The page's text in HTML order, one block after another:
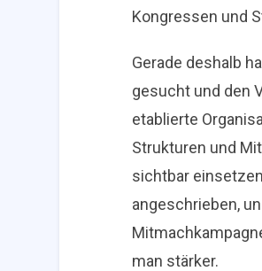
Kongressen und
Gerade deshalb
gesucht und den
etablierte
Strukturen und
sichtbar
angeschrieben,
man stärker.